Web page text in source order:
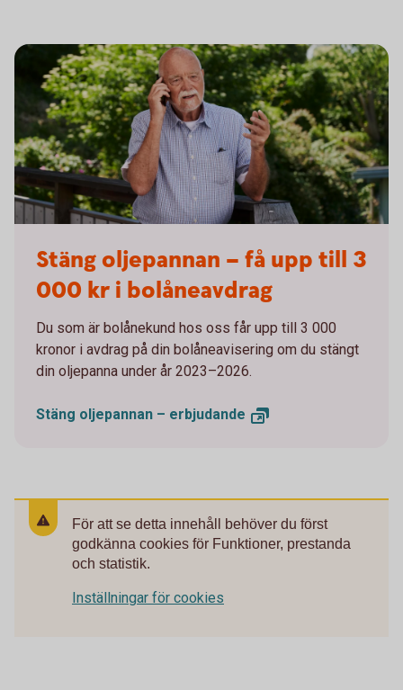
Stäng oljepannan – få upp till 3
000 kr i bolåneavdrag
Du som är bolånekund hos oss får upp till 3 000
kronor i avdrag på din bolåneavisering om du stängt
din oljepanna under år 2023–2026.
Stäng oljepannan – erbjudande
För att se detta innehåll behöver du först
godkänna cookies för Funktioner, prestanda
och statistik.
Inställningar för cookies